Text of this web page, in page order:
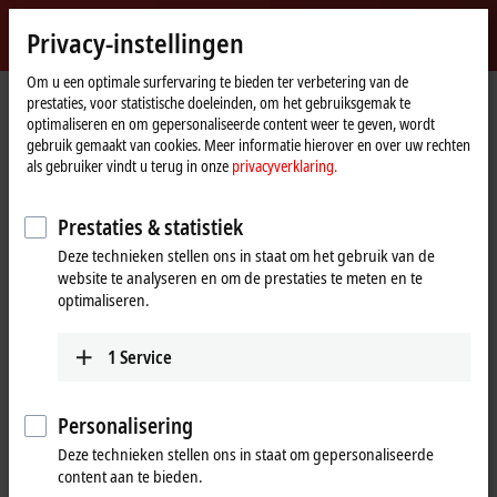
Beckhoff
-
New
Automation
Technology
Home
page
Bedrijf Nieuws Short introduction: Module Type Package (MTP)
Wanneer u op 'Acceptere' klikt, tonen wij de video en passen we
de privacy-instellingen aan, hierbij wordt externe inhoud van
Vimeo geladen. Raadpleeg hier onzeprivacyverklaring.
Sep 1, 2023
Short introduction: Module Type
Privacy-instellingen
Om u een optimale surfervaring te bieden ter verbetering van de
prestaties, voor statistische doeleinden, om het gebruiksgemak te
optimaliseren en om gepersonaliseerde content weer te geven, wordt
gebruik gemaakt van cookies. Meer informatie hierover en over uw rechten
als gebruiker vindt u terug in onze privacyverklaring.
Prestaties & statistiek
Deze technieken stellen ons in staat om het gebruik van de
website te analyseren en om de prestaties te meten en te
optimaliseren.
1 Service
Personalisering
Deze technieken stellen ons in staat om gepersonaliseerde
content aan te bieden.